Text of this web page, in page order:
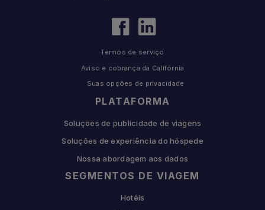
PLATAFORMA
Soluções de publicidade de viagens
Soluções de experiência do hóspede
Nossa abordagem aos dados
SEGMENTOS DE VIAGEM
Hotéis
Termos de serviço
Aviso e cobrança da Califórnia
Suas opções de privacidade